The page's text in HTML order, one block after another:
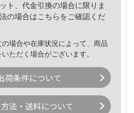
ト、代金引換の場合に限りま
の場合はこちら をご確認くだ
場合や在庫状況によって、商品
ただく場合がございます。
荷条件について
法・送料について